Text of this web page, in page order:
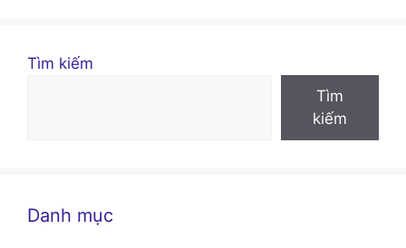
Tìm kiếm
Tìm
kiếm
Danh mục